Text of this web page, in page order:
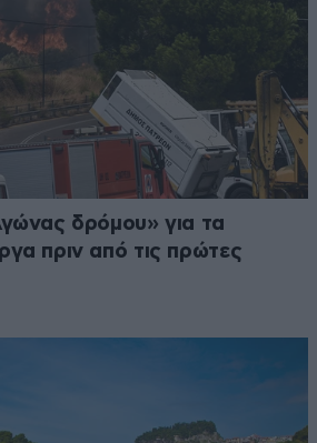
δρόμου» για τα
πριν από τις πρώτες